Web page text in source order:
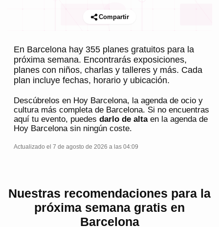
Compartir
En Barcelona hay 355 planes gratuitos para la
próxima semana. Encontrarás exposiciones,
planes con niños, charlas y talleres y más. Cada
plan incluye fechas, horario y ubicación.
Descúbrelos en Hoy Barcelona, la agenda de ocio y
cultura más completa de Barcelona. Si no encuentras
aquí tu evento, puedes darlo de altaen la agenda de
Hoy Barcelonasin ningún coste.
Actualizado el 7 de agosto de 2026 a las 04:09
Nuestras recomendaciones para la
próxima semana gratis en
Barcelona